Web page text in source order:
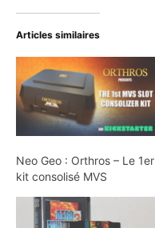
Articles similaires
Neo Geo : Orthros – Le 1er
kit consolisé MVS